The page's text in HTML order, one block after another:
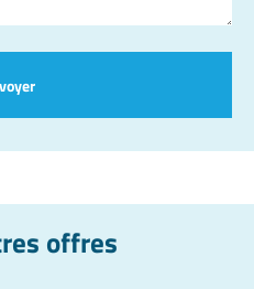
offres